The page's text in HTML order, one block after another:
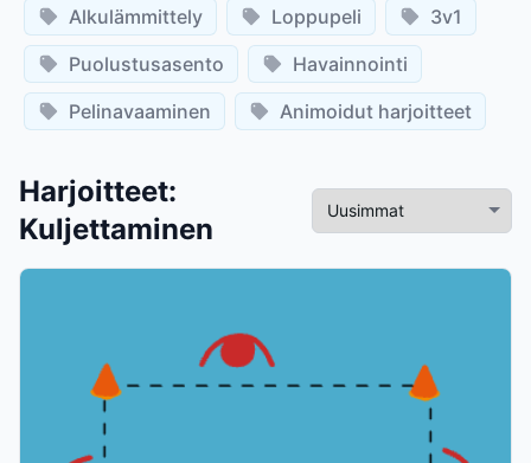
Alkulämmittely
Loppupeli
3v1
Puolustusasento
Havainnointi
Pelinavaaminen
Animoidut harjoitteet
Harjoitteet:
Kuljettaminen